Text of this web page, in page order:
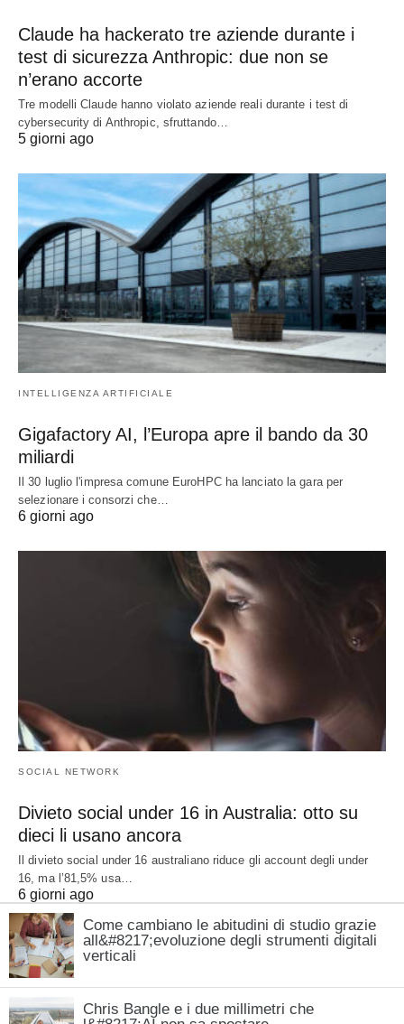
Claude ha hackerato tre aziende durante i
test di sicurezza Anthropic: due non se
n’erano accorte
Tre modelli Claude hanno violato aziende reali durante i test di
cybersecurity di Anthropic, sfruttando…
5 giorni ago
INTELLIGENZA ARTIFICIALE
Gigafactory AI, l’Europa apre il bando da 30
miliardi
Il 30 luglio l'impresa comune EuroHPC ha lanciato la gara per
selezionare i consorzi che…
6 giorni ago
SOCIAL NETWORK
Divieto social under 16 in Australia: otto su
dieci li usano ancora
Il divieto social under 16 australiano riduce gli account degli under
16, ma l’81,5% usa…
6 giorni ago
Come cambiano le abitudini di studio grazie
all&#8217;evoluzione degli strumenti digitali
verticali
Chris Bangle e i due millimetri che